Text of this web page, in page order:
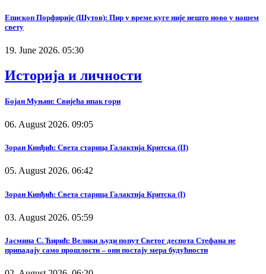
Епископ Порфирије (Шутов): Пир у време куге није нешто ново у нашем
свету
19. June 2026. 05:30
Историја и личности
Бојан Муњин: Свијећа ипак гори
06. August 2026. 09:05
Зоран Кинђић: Света старица Галактија Критска (II)
05. August 2026. 06:42
Зоран Кинђић: Света старица Галактија Критска (I)
03. August 2026. 05:59
Јасмина С. Ћирић: Велики људи попут Светог деспота Стефана не
припадају само прошлости – они постају мера будућности